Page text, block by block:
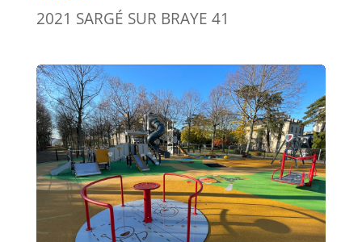
2021 SARGÉ SUR BRAYE 41